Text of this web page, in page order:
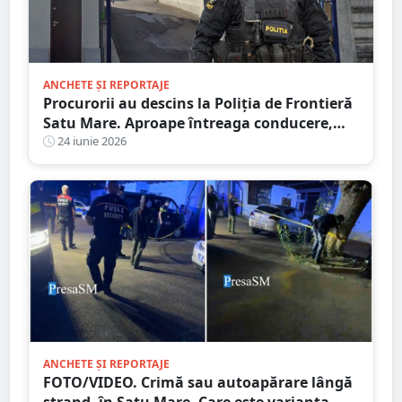
ANCHETE ȘI REPORTAJE
Procurorii au descins la Poliția de Frontieră
Satu Mare. Aproape întreaga conducere,
vizată de verificări
24 iunie 2026
ANCHETE ȘI REPORTAJE
FOTO/VIDEO. Crimă sau autoapărare lângă